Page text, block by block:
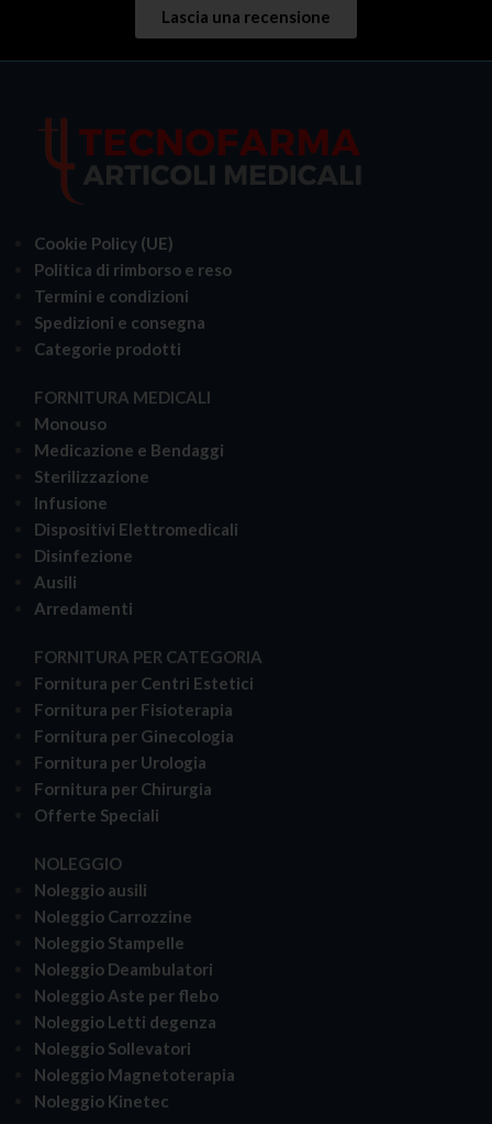
Lascia una recensione
Cookie Policy (UE)
Politica di rimborso e reso
Termini e condizioni
Spedizioni e consegna
Categorie prodotti
FORNITURA MEDICALI
Monouso
Medicazione e Bendaggi
Sterilizzazione
Infusione
Dispositivi Elettromedicali
Disinfezione
Ausili
Arredamenti
FORNITURA PER CATEGORIA
Fornitura per Centri Estetici
Fornitura per Fisioterapia
Fornitura per Ginecologia
Fornitura per Urologia
Fornitura per Chirurgia
Offerte Speciali
NOLEGGIO
Noleggio ausili
Noleggio Carrozzine
Noleggio Stampelle
Noleggio Deambulatori
Noleggio Aste per flebo
Noleggio Letti degenza
Noleggio Sollevatori
Noleggio Magnetoterapia
Noleggio Kinetec